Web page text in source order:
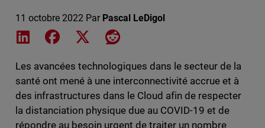
11 octobre 2022 Par Pascal LeDigol
Share on LinkedIn
Share on Facebook
Share on XShare on Reddit
Les avancées technologiques dans le secteur de la
santé ont mené à une interconnectivité accrue et à
des infrastructures dans le Cloud afin de respecter
la distanciation physique due au COVID-19 et de
répondre au besoin urgent de traiter un nombre